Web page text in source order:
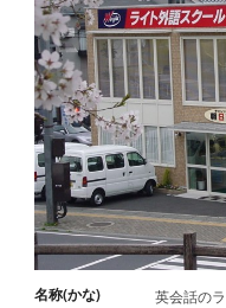
名称(かな)
英会話の